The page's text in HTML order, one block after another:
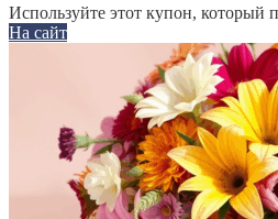
Используйте этот купон, который
На сайт